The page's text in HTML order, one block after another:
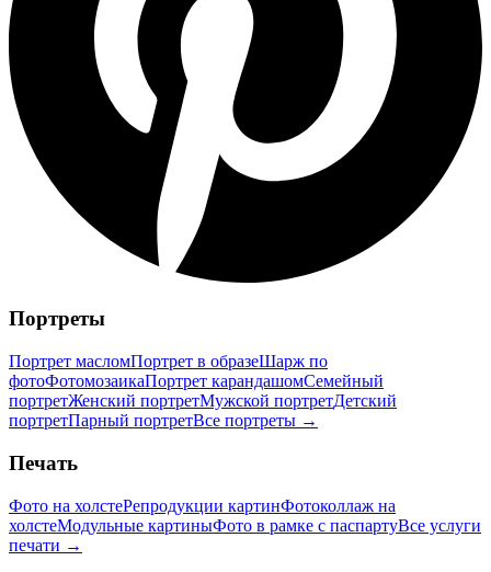
Портреты
Портрет масломПортрет в образеШарж по
фотоФотомозаикаПортрет карандашомСемейный
портретЖенский портретМужской портретДетский
портретПарный портретВсе портреты →
Печать
Фото на холстеРепродукции картинФотоколлаж на
холстеМодульные картиныФото в рамке с паспартуВсе услуги
печати →